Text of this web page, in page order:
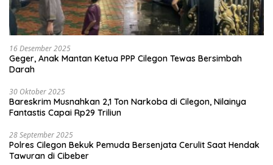
16 Desember 2025
Geger, Anak Mantan Ketua PPP Cilegon Tewas Bersimbah
Darah
30 Oktober 2025
Bareskrim Musnahkan 2,1 Ton Narkoba di Cilegon, Nilainya
Fantastis Capai Rp29 Triliun
28 September 2025
Polres Cilegon Bekuk Pemuda Bersenjata Cerulit Saat Hendak
Tawuran di Cibeber